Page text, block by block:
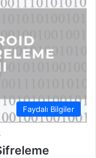
Faydalı Bilgiler